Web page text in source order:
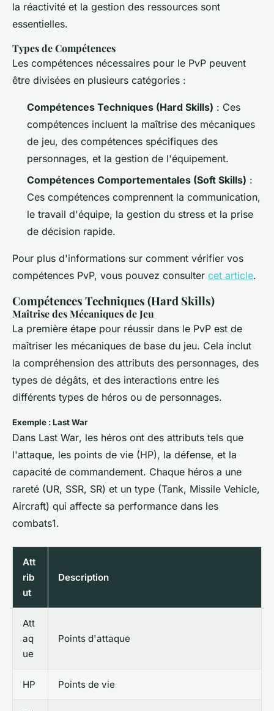
la réactivité et la gestion des ressources sont
essentielles.
Types de Compétences
Les compétences nécessaires pour le PvP peuvent
être divisées en plusieurs catégories :
Compétences Techniques (Hard Skills) : Ces
compétences incluent la maîtrise des mécaniques
de jeu, des compétences spécifiques des
personnages, et la gestion de l'équipement.
Compétences Comportementales (Soft Skills) :
Ces compétences comprennent la communication,
le travail d'équipe, la gestion du stress et la prise
de décision rapide.
Pour plus d'informations sur comment vérifier vos
compétences PvP, vous pouvez consulter cet article.
Compétences Techniques (Hard Skills)
Maîtrise des Mécaniques de Jeu
La première étape pour réussir dans le PvP est de
maîtriser les mécaniques de base du jeu. Cela inclut
la compréhension des attributs des personnages, des
types de dégâts, et des interactions entre les
différents types de héros ou de personnages.
Exemple : Last War
Dans Last War, les héros ont des attributs tels que
l'attaque, les points de vie (HP), la défense, et la
capacité de commandement. Chaque héros a une
rareté (UR, SSR, SR) et un type (Tank, Missile Vehicle,
Aircraft) qui affecte sa performance dans les
combats1.
Att
rib
ut
Description
Att
aq
ue
Points d'attaque
HP Points de vie